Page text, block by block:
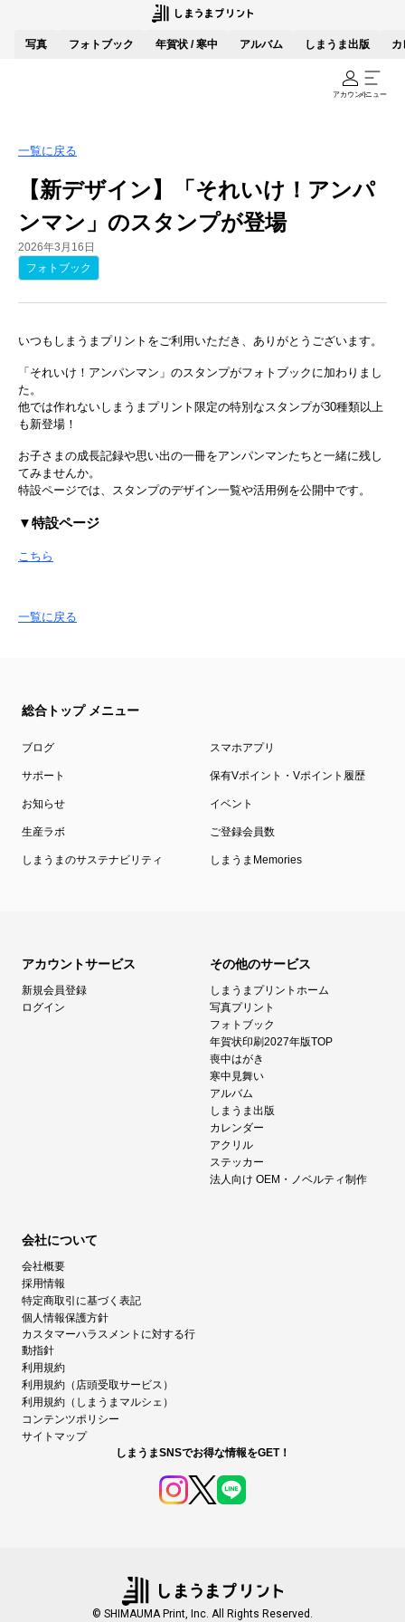
写真 フォトブック 年賀状 / 寒中 アルバム しまうま出版 カ
アカウントメニュー
一覧に戻る
【新デザイン】「それいけ！アンパ
ンマン」のスタンプが登場
2026年3月16日
フォトブック
いつもしまうまプリントをご利用いただき、ありがとうございます。
「それいけ！アンパンマン」のスタンプがフォトブックに加わりまし
た。
他では作れないしまうまプリント限定の特別なスタンプが30種類以上
も新登場！
お子さまの成長記録や思い出の一冊をアンパンマンたちと一緒に残し
てみませんか。
特設ページでは、スタンプのデザイン一覧や活用例を公開中です。
▼特設ページ
こちら
一覧に戻る
総合トップ メニュー
ブログ スマホアプリ
サポート 保有Vポイント・Vポイント履歴
お知らせ イベント
生産ラボ ご登録会員数
しまうまのサステナビリティ しまうまMemories
アカウントサービス
新規会員登録
ログイン
その他のサービス
しまうまプリントホーム
写真プリント
フォトブック
年賀状印刷2027年版TOP
喪中はがき
寒中見舞い
アルバム
しまうま出版
カレンダー
アクリル
ステッカー
法人向け OEM・ノベルティ制作
会社について
会社概要
採用情報
特定商取引に基づく表記
個人情報保護方針
カスタマーハラスメントに対する行
動指針
利用規約
利用規約（店頭受取サービス）
利用規約（しまうまマルシェ）
コンテンツポリシー
サイトマップ
しまうまSNSでお得な情報をGET！
© SHIMAUMA Print, Inc. All Rights Reserved.